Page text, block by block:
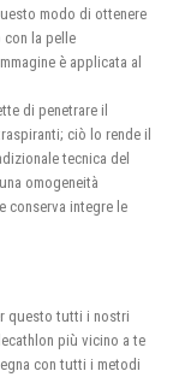
modo di ottenere
la pelle
è applicata al
di penetrare il
ciò lo rende il
tecnica del
omogeneità
conserva integre le
questo tutti i nostri
più vicino a te
con tutti i metodi